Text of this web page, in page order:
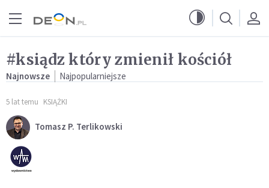
#ksiądz który zmienił kościół
Najnowsze Najpopularniejsze
5 lat temu KSIĄŻKI
Tomasz P. Terlikowski